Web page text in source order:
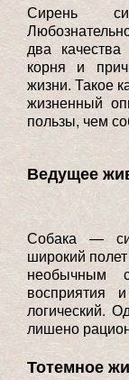
Сирень
два
корня и
жизни. Такое
жизненный
пользы, чем
Ведущее
Собака —
широкий
необычным
восприятия
логический.
лишено
Тотемное